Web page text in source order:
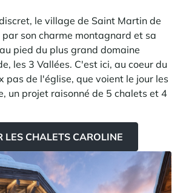
le village de Saint Martin de
son charme montagnard et sa
pied du plus grand domaine
les 3 Vallées. C'est ici, au coeur du
pas de l'église, que voient le jour les
un projet raisonné de 5 chalets et 4
LES CHALETS CAROLINE